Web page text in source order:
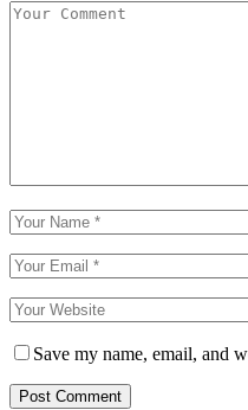
Save my name, email, and